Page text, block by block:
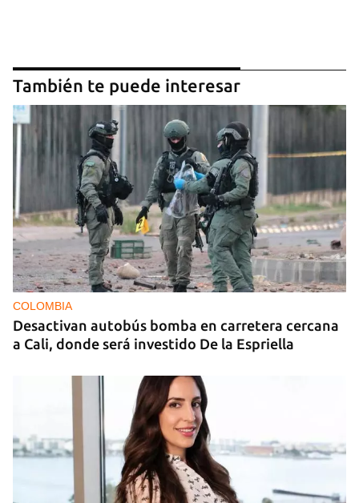
También te puede interesar
COLOMBIA
Desactivan autobús bomba en carretera cercana
a Cali, donde será investido De la Espriella